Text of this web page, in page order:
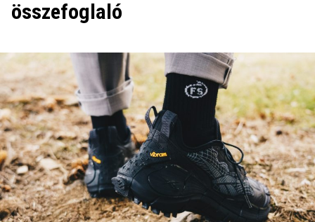
összefoglaló